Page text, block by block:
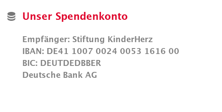
Unser Spendenkonto
Empfänger: Stiftung KinderHerz
IBAN: DE41 1007 0024 0053 1616 00
BIC: DEUTDEDBBER
Deutsche Bank AG